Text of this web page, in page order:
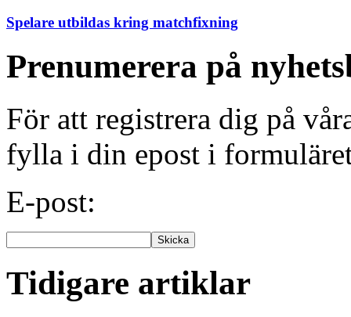
Spelare utbildas kring matchfixning
Prenumerera på
För att registrera dig på
fylla i din epost i
E-post:
Tidigare artiklar